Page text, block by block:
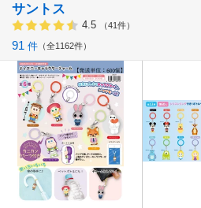
サントス
4.5 （41件）
91 件 全1162件